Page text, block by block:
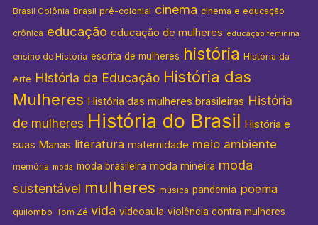
Brasil Colônia Brasil pré-colonial cinema cinema e educação
crônica educação educação de mulheres educação feminina
ensino de História escrita de mulheres história História da
Arte História da Educação História das
Mulheres História das mulheres brasileiras História
de mulheres História do Brasil História e
suas Manas literatura maternidade meio ambiente
memória moda moda brasileira moda mineira moda
sustentável mulheres música pandemia poema
quilombo Tom Zé vida videoaula violência contra mulheres